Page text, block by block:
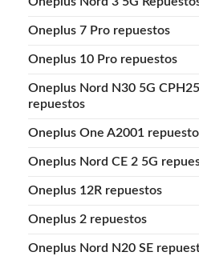
Oneplus 7 Pro repuestos
Oneplus 10 Pro repuestos
Oneplus Nord N30 5G
repuestos
Oneplus One A2001
Oneplus Nord CE 2 5G
Oneplus 12R repuestos
Oneplus 2 repuestos
Oneplus Nord N20 SE